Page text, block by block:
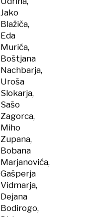
Jako
Blažiča,
Eda
Murića,
Boštjana
Nachbarja,
Uroša
Slokarja,
Sašo
Zagorca,
Miho
Zupana,
Bobana
Marjanovića,
Gašperja
Vidmarja,
Dejana
Bodirogo,